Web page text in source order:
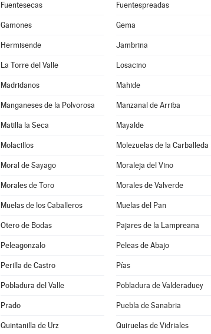
Fuentesecas Fuentespreadas
Gamones Gema
Hermisende Jambrina
La Torre del Valle Losacino
Madridanos Mahide
Manganeses de la Polvorosa Manzanal de Arriba
Matilla la Seca Mayalde
Molacillos Molezuelas de la Carballeda
Moral de Sayago Moraleja del Vino
Morales de Toro Morales de Valverde
Muelas de los Caballeros Muelas del Pan
Otero de Bodas Pajares de la Lampreana
Peleagonzalo Peleas de Abajo
Perilla de Castro Pías
Pobladura del Valle Pobladura de Valderaduey
Prado Puebla de Sanabria
Quintanilla de Urz Quiruelas de Vidriales